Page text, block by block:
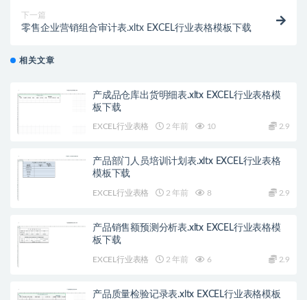
下一篇
零售企业营销组合审计表.xltx EXCEL行业表格模板下载
相关文章
产成品仓库出货明细表.xltx EXCEL行业表格模
板下载
EXCEL行业表格 2 年前 10 2.9
产品部门人员培训计划表.xltx EXCEL行业表格
模板下载
EXCEL行业表格 2 年前 8 2.9
产品销售额预测分析表.xltx EXCEL行业表格模
板下载
EXCEL行业表格 2 年前 6 2.9
产品质量检验记录表.xltx EXCEL行业表格模板